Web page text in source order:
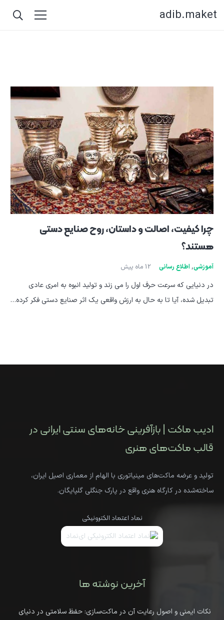
adib.maket
چرا کیفیت، اصالت و داستان، روح صنایع دستی
هستند؟
آموزشی,اطلاع رسانی 12 ماه پیش
در دنیایی که سرعت حرف اول را می زند و تولید انبوه به امری عادی
تبدیل شده، آیا تا به حال به ارزش واقعی یک اثر صنایع دستی فکر کرده…
ادیب ماکت | بازآفرینی خانه‌های سنتی ایرانی در
قالب ماکت‌های هنری
تولید و عرضه ماکت‌های مینیاتوری با الهام از معماری اصیل ایران،
ساخته‌شده در کارگاه هنری واقع در پارک جنگلی گلپایگان.
نماد اعتماد الکترونیکی
آخرین نوشته ها
نکات ایمنی و اصول رعایت آن در ماکت‌سازی: حفظ سلامتی در دنیای